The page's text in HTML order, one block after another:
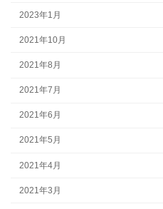
2023年1月
2021年10月
2021年8月
2021年7月
2021年6月
2021年5月
2021年4月
2021年3月